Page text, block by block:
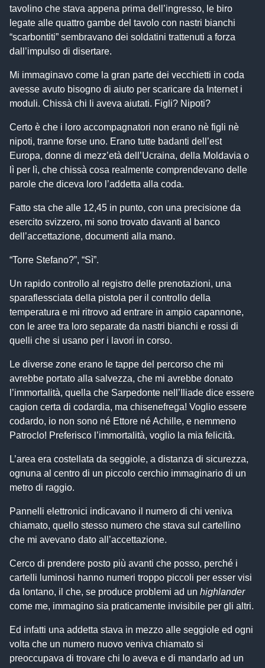
tavolino che stava appena prima dell’ingresso, le biro
legate alle quattro gambe del tavolo con nastri bianchi
“scarbontiti” sembravano dei soldatini trattenuti a forza
dall’impulso di disertare.
Mi immaginavo come la gran parte dei vecchietti in coda
avesse avuto bisogno di aiuto per scaricare da Internet i
moduli. Chissà chi li aveva aiutati. Figli? Nipoti?
Certo è che i loro accompagnatori non erano nè figli nè
nipoti, tranne forse uno. Erano tutte badanti dell’est
Europa, donne di mezz’età dell’Ucraina, della Moldavia o
lì per lì, che chissà cosa realmente comprendevano delle
parole che diceva loro l’addetta alla coda.
Fatto sta che alle 12,45 in punto, con una precisione da
esercito svizzero, mi sono trovato davanti al banco
dell’accettazione, documenti alla mano.
“Torre Stefano?”, “Sì”.
Un rapido controllo al registro delle prenotazioni, una
sparaflessciata della pistola per il controllo della
temperatura e mi ritrovo ad entrare in ampio capannone,
con le aree tra loro separate da nastri bianchi e rossi di
quelli che si usano per i lavori in corso.
Le diverse zone erano le tappe del percorso che mi
avrebbe portato alla salvezza, che mi avrebbe donato
l’immortalità, quella che Sarpedonte nell’Iliade dice essere
cagion certa di codardia, ma chisenefrega! Voglio essere
codardo, io non sono né Ettore né Achille, e nemmeno
Patroclo! Preferisco l’immortalità, voglio la mia felicità.
L’area era costellata da seggiole, a distanza di sicurezza,
ognuna al centro di un piccolo cerchio immaginario di un
metro di raggio.
Pannelli elettronici indicavano il numero di chi veniva
chiamato, quello stesso numero che stava sul cartellino
che mi avevano dato all’accettazione.
Cerco di prendere posto più avanti che posso, perché i
cartelli luminosi hanno numeri troppo piccoli per esser visi
da lontano, il che, se produce problemi ad un highlander
come me, immagino sia praticamente invisibile per gli altri.
Ed infatti una addetta stava in mezzo alle seggiole ed ogni
volta che un numero nuovo veniva chiamato si
preoccupava di trovare chi lo aveva e di mandarlo ad un